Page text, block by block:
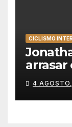
CICLISMO
arrasar
Volta a
4